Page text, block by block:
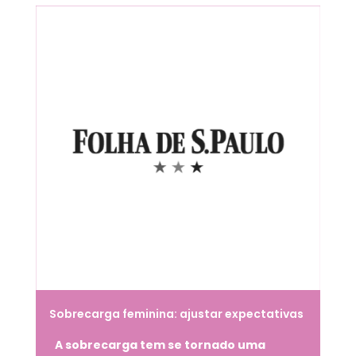
Sobrecarga feminina: ajustar expectativas
mental
A sobrecarga tem se tornado uma